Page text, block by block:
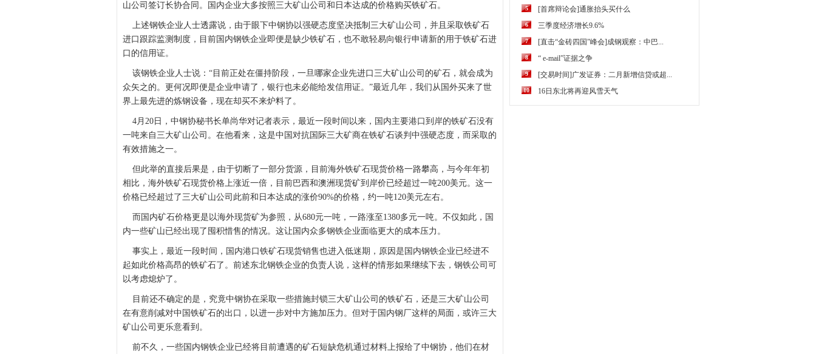
山公司签订长协合同。国内企业大多按照三大矿山公司和日本达成的价格购买铁矿石。
上述钢铁企业人士透露说，由于眼下中钢协以强硬态度坚决抵制三大矿山公司，并且采取铁矿石
进口跟踪监测制度，目前国内钢铁企业即便是缺少铁矿石，也不敢轻易向银行申请新的用于铁矿石进
口的信用证。
该钢铁企业人士说：“目前正处在僵持阶段，一旦哪家企业先进口三大矿山公司的矿石，就会成为
众矢之的。更何况即便是企业申请了，银行也未必能给发信用证。”最近几年，我们从国外买来了世
界上最先进的炼钢设备，现在却买不来炉料了。
4月20日，中钢协秘书长单尚华对记者表示，最近一段时间以来，国内主要港口到岸的铁矿石没有
一吨来自三大矿山公司。在他看来，这是中国对抗国际三大矿商在铁矿石谈判中强硬态度，而采取的
有效措施之一。
但此举的直接后果是，由于切断了一部分货源，目前海外铁矿石现货价格一路攀高，与今年年初
相比，海外铁矿石现货价格上涨近一倍，目前巴西和澳洲现货矿到岸价已经超过一吨200美元。这一
价格已经超过了三大矿山公司此前和日本达成的涨价90%的价格，约一吨120美元左右。
而国内矿石价格更是以海外现货矿为参照，从680元一吨，一路涨至1380多元一吨。不仅如此，国
内一些矿山已经出现了囤积惜售的情况。这让国内众多钢铁企业面临更大的成本压力。
事实上，最近一段时间，国内港口铁矿石现货销售也进入低迷期，原因是国内钢铁企业已经进不
起如此价格高昂的铁矿石了。前述东北钢铁企业的负责人说，这样的情形如果继续下去，钢铁公司可
以考虑熄炉了。
目前还不确定的是，究竟中钢协在采取一些措施封锁三大矿山公司的铁矿石，还是三大矿山公司
在有意削减对中国铁矿石的出口，以进一步对中方施加压力。但对于国内钢厂这样的局面，或许三大
矿山公司更乐意看到。
前不久，一些国内钢铁企业已经将目前遭遇的矿石短缺危机通过材料上报给了中钢协，他们在材
5 [首席辩论会]通胀抬头买什么
6 三季度经济增长9.6%
7 [直击“金砖四国”峰会]成钢观察：中巴...
8 “ e-mail”证据之争
9 [交易时间]广发证券：二月新增信贷或超...
10 16日东北将再迎风雪天气